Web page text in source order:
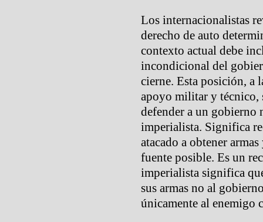
Los internacionalistas
derecho de auto
contexto actual debe
incondicional del
cierne. Esta posición, a
apoyo militar y técnico,
defender a un gobierno
imperialista. Significa
atacado a obtener
fuente posible. Es un
imperialista significa
sus armas no al
únicamente al enemigo